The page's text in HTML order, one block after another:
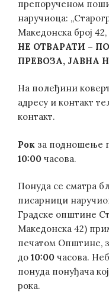
препорученом
наручиоца:
Македонска број
НЕ ОТВАРАТИ –
ПРЕВОЗА, ЈАВНА
На полеђини
адресу и контакт
контакт.
Рок за подношење
10:00 часова.
Понуда се сматра
писарници
Градске општине
Македонска 42)
печатом Општине,
до 10:00 часова.
понуда понуђача
рока.